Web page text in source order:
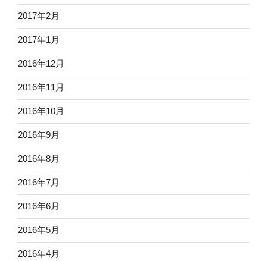
2017年2月
2017年1月
2016年12月
2016年11月
2016年10月
2016年9月
2016年8月
2016年7月
2016年6月
2016年5月
2016年4月